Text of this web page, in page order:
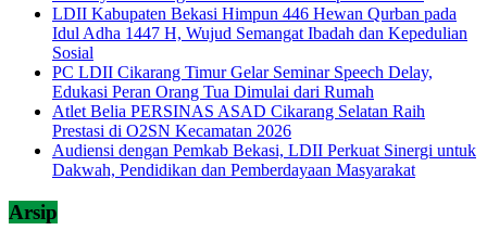
LDII Kabupaten Bekasi Himpun 446 Hewan Qurban pada
Idul Adha 1447 H, Wujud Semangat Ibadah dan Kepedulian
Sosial
PC LDII Cikarang Timur Gelar Seminar Speech Delay,
Edukasi Peran Orang Tua Dimulai dari Rumah
Atlet Belia PERSINAS ASAD Cikarang Selatan Raih
Prestasi di O2SN Kecamatan 2026
Audiensi dengan Pemkab Bekasi, LDII Perkuat Sinergi untuk
Dakwah, Pendidikan dan Pemberdayaan Masyarakat
Arsip